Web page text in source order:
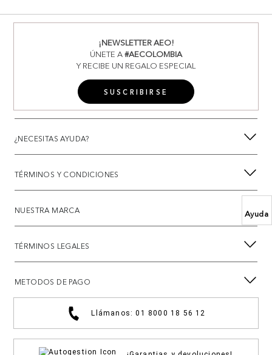
Ayuda
¡NEWSLETTER AEO!
ÚNETE A#AECOLOMBIA
Y RECIBE UN REGALO ESPECIAL
SUSCRIBIRSE
¿NECESITAS AYUDA?
TÉRMINOS Y CONDICIONES
NUESTRA MARCA
TÉRMINOS LEGALES
METODOS DE PAGO
Llámanos: 01 8000 18 56 12